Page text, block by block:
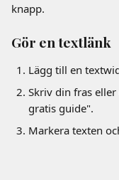
knapp.
Gör en textlänk
Lägg till en
Skriv din fras
gratis guide".
Markera texten